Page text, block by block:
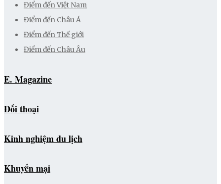
Điểm đến Việt Nam
Điểm đến Châu Á
Điểm đến Thế giới
Điểm đến Châu Âu
E. Magazine
Đối thoại
Kinh nghiệm du lịch
Khuyến mại